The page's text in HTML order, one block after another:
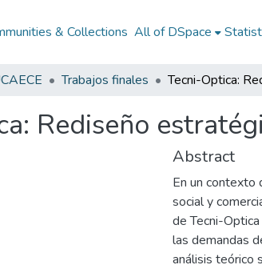
& Collections All of DSpace
Trabajos finales
Rediseño
Abstract
En un contexto
social y
de Tecni-
las demandas
análisis teórico